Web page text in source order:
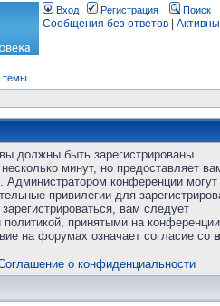
Вход Регистрация Поиск
Сообщения без ответов
темы
должны быть зарегистрированы.
минут, но предоставляет
Администратором конференции
привилегии для
вам следует
принятыми на
на форумах означает согласие со
о конфиденциальности